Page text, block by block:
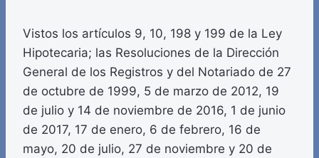
Vistos los artículos 9, 10, 198 y 199 de la Ley
Hipotecaria; las Resoluciones de la Dirección
General de los Registros y del Notariado de 27
de octubre de 1999, 5 de marzo de 2012, 19
de julio y 14 de noviembre de 2016, 1 de junio
de 2017, 17 de enero, 6 de febrero, 16 de
mayo, 20 de julio, 27 de noviembre y 20 de